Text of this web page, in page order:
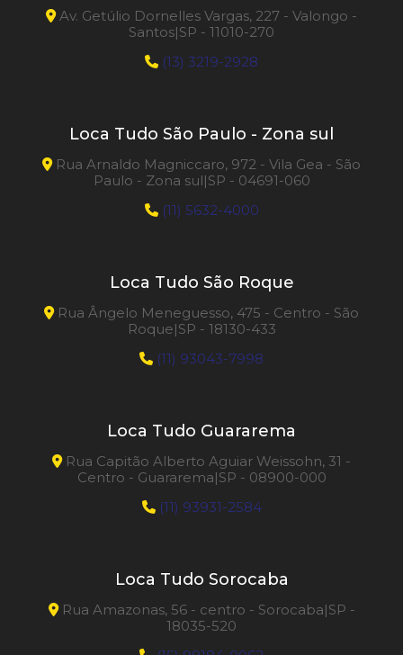
Av. Getúlio Dornelles Vargas, 227 - Valongo -
Santos|SP - 11010-270
(13) 3219-2928
Loca Tudo São Paulo - Zona sul
Rua Arnaldo Magniccaro, 972 - Vila Gea - São
Paulo - Zona sul|SP - 04691-060
(11) 5632-4000
Loca Tudo São Roque
Rua Ângelo Meneguesso, 475 - Centro - São
Roque|SP - 18130-433
(11) 93043-7998
Loca Tudo Guararema
Rua Capitão Alberto Aguiar Weissohn, 31 -
Centro - Guararema|SP - 08900-000
(11) 93931-2584
Loca Tudo Sorocaba
Rua Amazonas, 56 - centro - Sorocaba|SP -
18035-520